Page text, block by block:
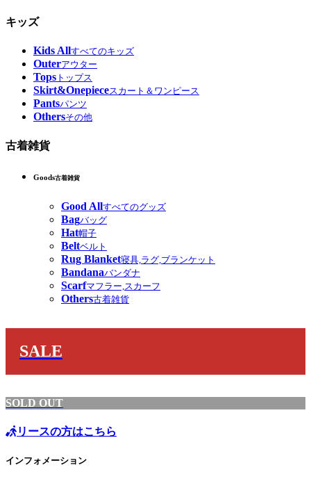
キッズ
Kids Allすべてのキッズ
Outerアウター
Tops トップス
Skirt&Onepieceスカート＆ワンピース
Pantsパンツ
Othersその他
古着雑貨
Goods古着雑貨
Good Allすべてのグッズ
Bagバッグ
Hat帽子
Beltベルト
Rug Blanket寝具,ラグ,ブランケット
Bandanaバンダナ
Scarfマフラー,スカーフ
Others古着雑貨
SALE
SOLD OUT
リースの方はこちら
インフォメーション